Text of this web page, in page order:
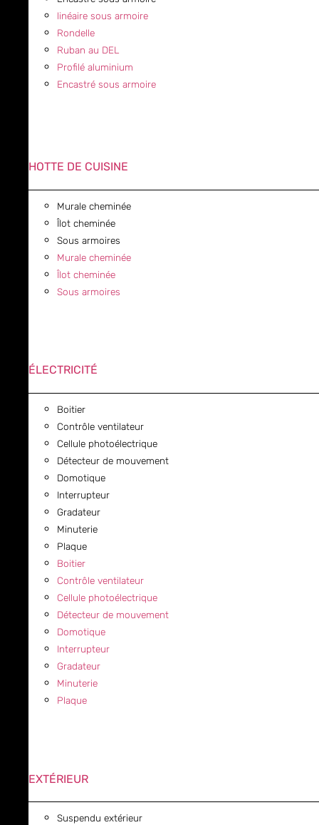
linéaire sous armoire
Rondelle
Ruban au DEL
Profilé aluminium
Encastré sous armoire
HOTTE DE CUISINE
Murale cheminée
Îlot cheminée
Sous armoires
Murale cheminée
Îlot cheminée
Sous armoires
ÉLECTRICITÉ
Boitier
Contrôle ventilateur
Cellule photoélectrique
Détecteur de mouvement
Domotique
Interrupteur
Gradateur
Minuterie
Plaque
Boitier
Contrôle ventilateur
Cellule photoélectrique
Détecteur de mouvement
Domotique
Interrupteur
Gradateur
Minuterie
Plaque
EXTÉRIEUR
Suspendu extérieur